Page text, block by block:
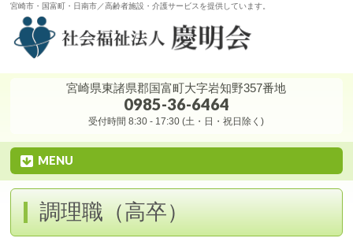
宮崎市・国富町・日南市／高齢者施設・介護サービスを提供しています。
宮崎県東諸県郡国富町大字岩知野357番地
0985-36-6464
受付時間 8:30 - 17:30 (土・日・祝日除く)
MENU
調理職（高卒）